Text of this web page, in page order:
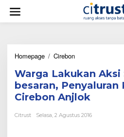
w
Homepage / Cirebon
r
g
a
L
k
Warga Lakukan Aksi
besaran, Penyaluran
Cirebon Anjlok
Citrust Selasa, 2 Agustus 2016